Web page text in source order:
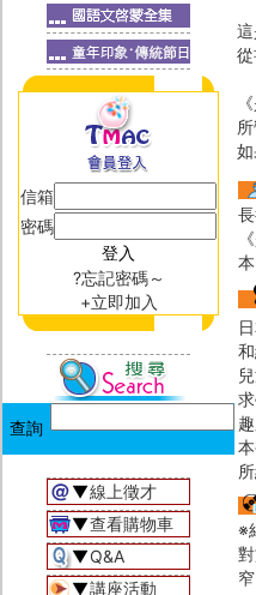
信箱
密碼
?忘記密碼～
+立即加入
▼線上徵才
▼查看購物車
▼Q&A
▼講座活動
※